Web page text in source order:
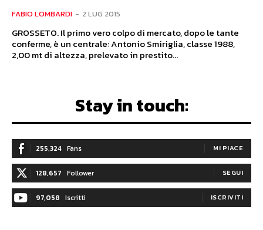
FABIO LOMBARDI - 2 LUG 2015
GROSSETO. Il primo vero colpo di mercato, dopo le tante
conferme, è un centrale: Antonio Smiriglia, classe 1988,
2,00 mt di altezza, prelevato in prestito...
Stay in touch:
255,324 Fans MI PIACE
128,657 Follower SEGUI
97,058 Iscritti ISCRIVITI